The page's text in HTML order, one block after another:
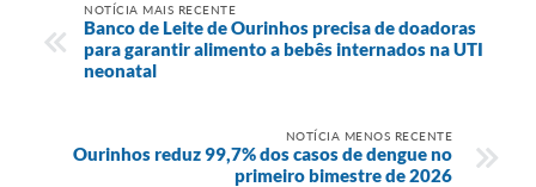
NOTÍCIA MAIS RECENTE
Banco de Leite de Ourinhos precisa de doadoras
para garantir alimento a bebês internados na UTI
neonatal
NOTÍCIA MENOS RECENTE
Ourinhos reduz 99,7% dos casos de dengue no
primeiro bimestre de 2026